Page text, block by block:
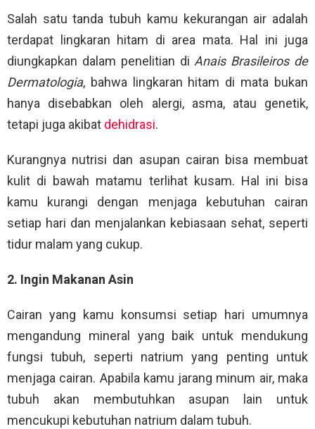
Salah satu tanda tubuh kamu kekurangan air adalah
terdapat lingkaran hitam di area mata. Hal ini juga
diungkapkan dalam penelitian diAnais Brasileiros de
Dermatologia, bahwa lingkaran hitam di mata bukan
hanya disebabkan oleh alergi, asma, atau genetik,
tetapi juga akibat dehidrasi.
Kurangnya nutrisi dan asupan cairan bisa membuat
kulit di bawah matamu terlihat kusam. Hal ini bisa
kamu kurangi dengan menjaga kebutuhan cairan
setiap hari dan menjalankan kebiasaan sehat, seperti
tidur malam yang cukup.
2. Ingin Makanan Asin
Cairan yang kamu konsumsi setiap hari umumnya
mengandung mineral yang baik untuk mendukung
fungsi tubuh, seperti natrium yang penting untuk
menjaga cairan. Apabila kamu jarang minum air, maka
tubuh akan membutuhkan asupan lain untuk
mencukupi kebutuhan natrium dalam tubuh.